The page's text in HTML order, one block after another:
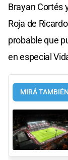
Brayan Cortés
Roja de
probable que
en especial
MIRÁ TAMBIÉN